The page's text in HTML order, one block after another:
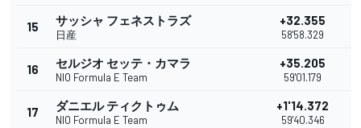
15 サッシャ フェネストラズ
日産
+32.355
58'58.329
16 セルジオ セッテ・カマラ
NIO Formula E Team
+35.205
59'01.179
17 ダニエル ティクトゥム
NIO Formula E Team
+1'14.372
59'40.346